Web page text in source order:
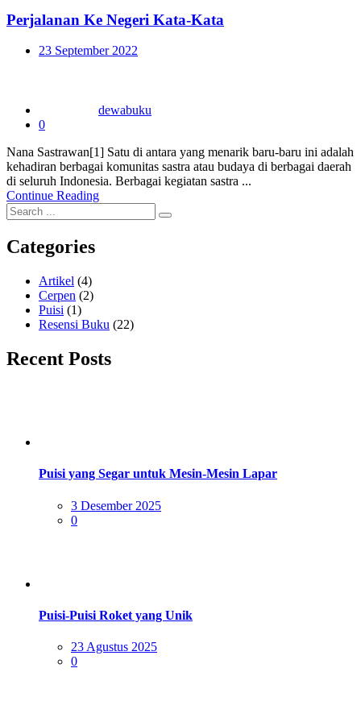
Perjalanan Ke Negeri Kata-Kata
Posted
23 September 2022
dewabuku
0
Nana Sastrawan[1] Satu di antara yang menarik baru-baru ini adalah
kehadiran berbagai komunitas sastra atau budaya di berbagai daerah
di seluruh Indonesia. Berbagai kegiatan sastra ...
Continue Reading
Categories
Artikel (4)
Cerpen (2)
Puisi (1)
Resensi Buku (22)
Recent Posts
Puisi yang Segar untuk Mesin-Mesin Lapar
Posted
on
3 Desember 2025
0
Puisi-Puisi Roket yang Unik
Posted
on
23 Agustus 2025
0